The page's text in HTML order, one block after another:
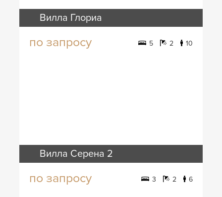
Вилла Глориа
по запросу 5 2 10
Вилла Серена 2
по запросу 3 2 6